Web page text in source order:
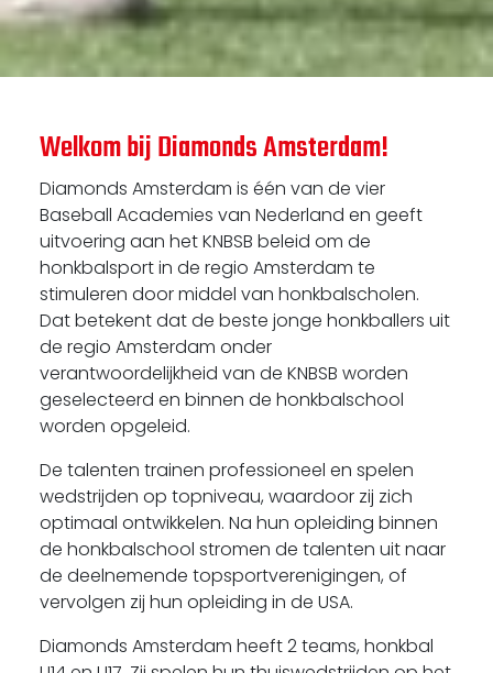
Welkom bij Diamonds Amsterdam!
Diamonds Amsterdam is één van de vier
Baseball Academies van Nederland en geeft
uitvoering aan het KNBSB beleid om de
honkbalsport in de regio Amsterdam te
stimuleren door middel van honkbalscholen.
Dat betekent dat de beste jonge honkballers uit
de regio Amsterdam onder
verantwoordelijkheid van de KNBSB worden
geselecteerd en binnen de honkbalschool
worden opgeleid.
De talenten trainen professioneel en spelen
wedstrijden op topniveau, waardoor zij zich
optimaal ontwikkelen. Na hun opleiding binnen
de honkbalschool stromen de talenten uit naar
de deelnemende topsportverenigingen, of
vervolgen zij hun opleiding in de USA.
Diamonds Amsterdam heeft 2 teams, honkbal